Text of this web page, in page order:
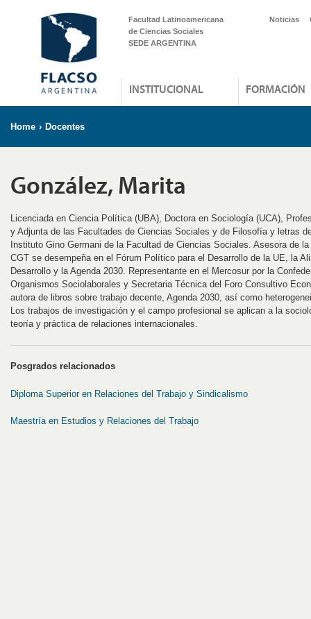
Facultad Latinoamericana
de Ciencias Sociales
SEDE ARGENTINA
Noticias
INSTITUCIONAL FORMACIÓN
Home › Docentes
González, Marita
Licenciada en Ciencia Política (UBA), Doctora en Sociología (UCA),
y Adjunta de las Facultades de Ciencias Sociales y de Filosofía y letras
Instituto Gino Germani de la Facultad de Ciencias Sociales. Asesora de
CGT se desempeña en el Fórum Político para el Desarrollo de la UE, la
Desarrollo y la Agenda 2030. Representante en el Mercosur por la
Organismos Sociolaborales y Secretaria Técnica del Foro Consultivo
autora de libros sobre trabajo decente, Agenda 2030, así como
Los trabajos de investigación y el campo profesional se aplican a la
teoría y práctica de relaciones internacionales.
Posgrados relacionados
Diploma Superior en Relaciones del Trabajo y Sindicalismo
Maestría en Estudios y Relaciones del Trabajo